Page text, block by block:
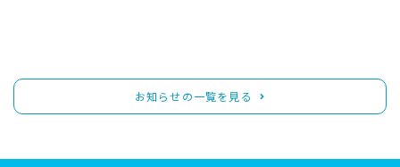
お知らせの一覧を見る